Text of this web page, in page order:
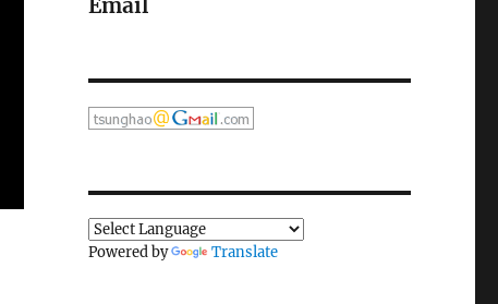
Email
Powered by Translate